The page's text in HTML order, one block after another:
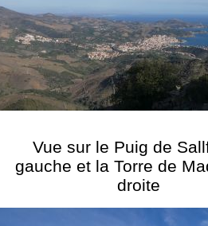
Vue sur le Puig de
gauche et la Torre de
droite